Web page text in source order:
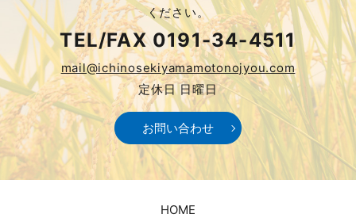
ください。
TEL/FAX 0191-34-4511
mail@ichinosekiyamamotonojyou.com
定休日 日曜日
お問い合わせ
HOME